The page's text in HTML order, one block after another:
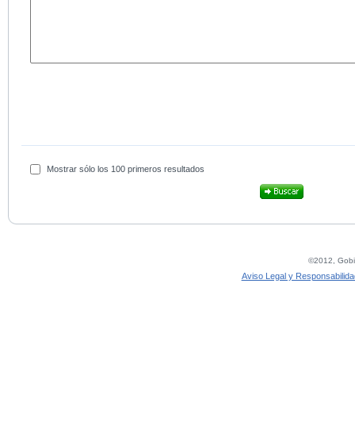
Mostrar sólo los 100 primeros resultados
©2012,
Aviso Legal y